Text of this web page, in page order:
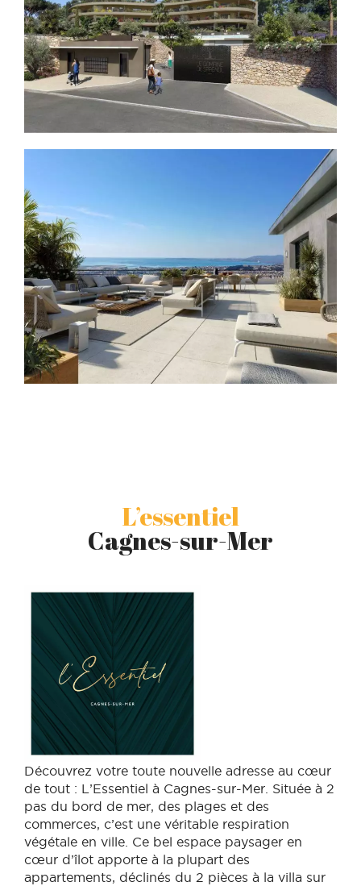
L’essentiel
Cagnes-sur-Mer
Découvrez votre toute nouvelle adresse au cœur
de tout : L’Essentiel à Cagnes-sur-Mer. Située à 2
pas du bord de mer, des plages et des
commerces, c’est une véritable respiration
végétale en ville. Ce bel espace paysager en
cœur d’îlot apporte à la plupart des
appartements, déclinés du 2 pièces à la villa sur